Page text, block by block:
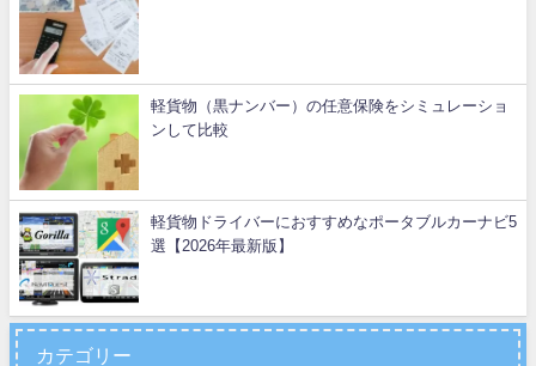
軽貨物（黒ナンバー）の任意保険をシミュレーショ
ンして比較
軽貨物ドライバーにおすすめなポータブルカーナビ5
選【2026年最新版】
カテゴリー